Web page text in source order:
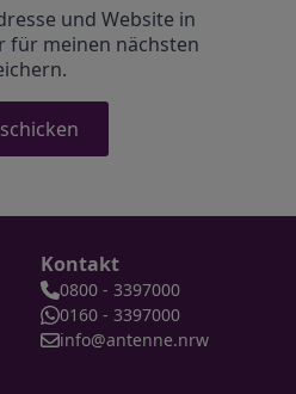
und Website in
für meinen nächsten
Kontakt
0800 - 3397000
0160 - 3397000
info@antenne.nrw